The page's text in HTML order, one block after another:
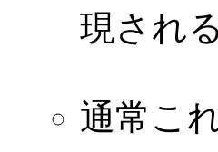
現され
通常こ